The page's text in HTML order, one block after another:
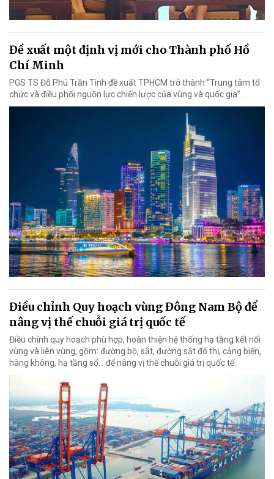
Đề xuất một định vị mới cho Thành phố Hồ
Chí Minh
PGS TS Đỗ Phú Trần Tình đề xuất TPHCM trở thành “Trung tâm tổ
chức và điều phối nguồn lực chiến lược của vùng và quốc gia”.
Điều chỉnh Quy hoạch vùng Đông Nam Bộ để
nâng vị thế chuỗi giá trị quốc tế
Điều chỉnh quy hoạch phù hợp, hoàn thiện hệ thống hạ tầng kết nối
vùng và liên vùng, gồm: đường bộ, sắt, đường sắt đô thị, cảng biển,
hàng không, hạ tầng số… để nâng vị thế chuỗi giá trị quốc tế.